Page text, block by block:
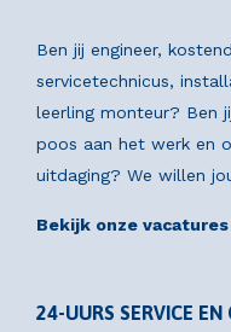
Ben jij engineer,
servicetechnicus,
leerling monteur? Ben
poos aan het werk en
uitdaging? We willen
Bekijk onze vacatures
24-UURS SERVICE EN